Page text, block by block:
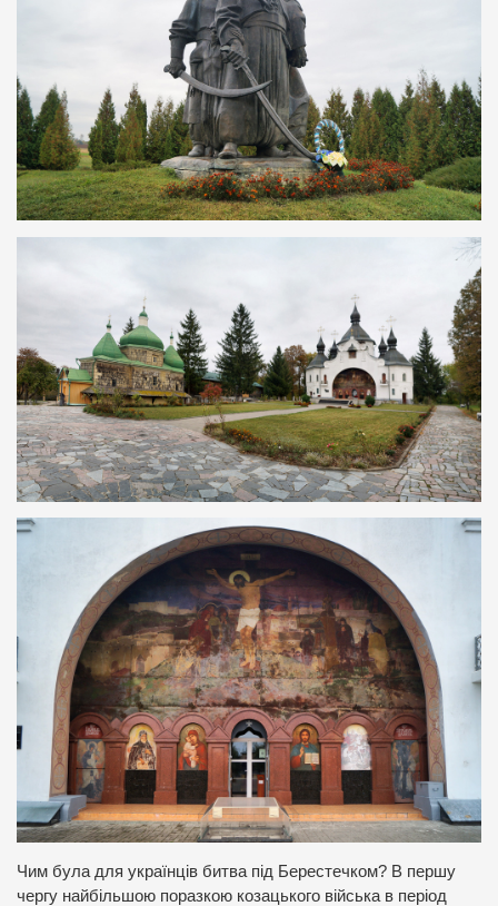
Чим була для українців битва під Берестечком? В першу
чергу найбільшою поразкою козацького війська в період